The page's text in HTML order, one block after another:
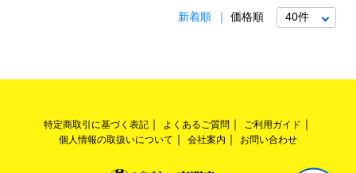
新着順 価格順
特定商取引に基づく表記 よくあるご質問
ご利用ガイド
個人情報の取扱いについて
会社案内 お問い合わせ